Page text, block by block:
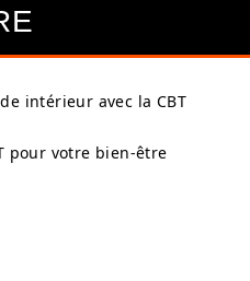
intérieur avec la CBT
pour votre bien-être